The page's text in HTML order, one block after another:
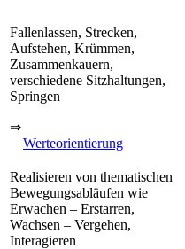
Fallenlassen, Strecken,
Aufstehen, Krümmen,
Zusammenkauern,
verschiedene Sitzhaltungen,
Springen
⇒
Werteorientierung
Realisieren von thematischen
Bewegungsabläufen wie
Erwachen – Erstarren,
Wachsen – Vergehen,
Interagieren